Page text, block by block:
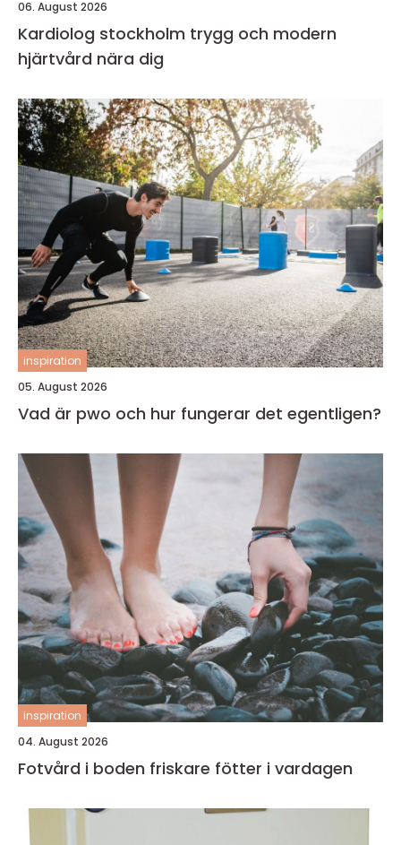
06. August 2026
Kardiolog stockholm trygg och modern
hjärtvård nära dig
inspiration
05. August 2026
Vad är pwo och hur fungerar det egentligen?
inspiration
04. August 2026
Fotvård i boden friskare fötter i vardagen